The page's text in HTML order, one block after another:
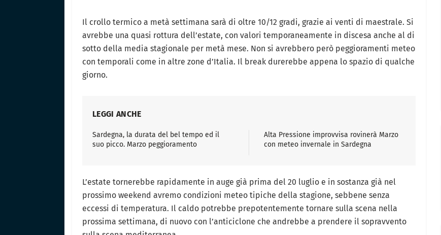
Il crollo termico a metà settimana sarà di oltre 10/12 gradi, grazie ai venti di maestrale. Si
avrebbe una quasi rottura dell’estate, con valori temporaneamente in discesa anche al di
sotto della media stagionale per metà mese. Non si avrebbero però peggioramenti meteo
con temporali come in altre zone d’Italia. Il break durerebbe appena lo spazio di qualche
giorno.
LEGGI ANCHE
Sardegna, la durata del bel tempo ed il
suo picco. Marzo peggioramento
Alta Pressione improvvisa rovinerà Marzo
con meteo invernale in Sardegna
L’estate tornerebbe rapidamente in auge già prima del 20 luglio e in sostanza già nel
prossimo weekend avremo condizioni meteo tipiche della stagione, sebbene senza
eccessi di temperatura. Il caldo potrebbe prepotentemente tornare sulla scena nella
prossima settimana, di nuovo con l’anticiclone che andrebbe a prendere il sopravvento